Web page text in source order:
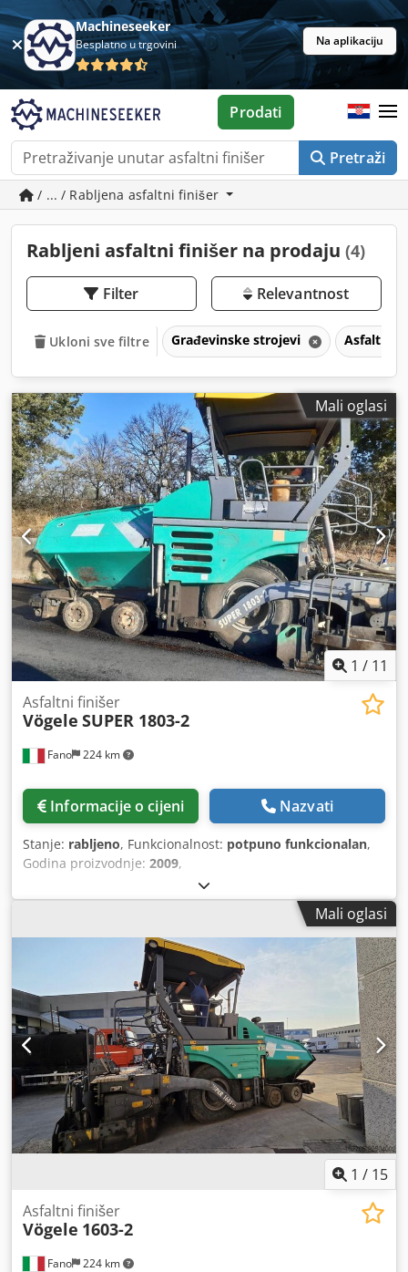
Machineseeker
Besplatno u trgovini Na aplikaciju
Pretraži
Prodati
/ ... / Rabljena asfaltni finišer
Rabljeni asfaltni finišer na prodaju (4)
Filter Relevantnost
Ukloni sve filtre Građevinske strojevi Asfaltna
Mali oglasi
1 / 11
Fano 224 km
Asfaltni finišer
Vögele SUPER 1803-2
Informacije o cijeni Nazvati
Stanje: rabljeno, Funkcionalnost: potpuno funkcionalan,
Godina proizvodnje: 2009,
Mali oglasi
1 / 15
Fano 224 km
Asfaltni finišer
Vögele 1603-2